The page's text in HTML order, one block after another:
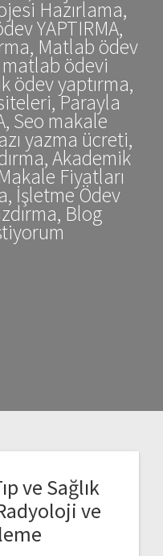
Hazırlama,
YAPTIRMA,
Matlab ödev
ödevi
ödev yaptırma,
Parayla
Seo makale
yazma ücreti,
Akademik
Fiyatları
İşletme Ödev
Blog
ve Sağlık
ve